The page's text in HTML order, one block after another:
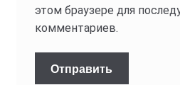
этом браузере для
комментариев.